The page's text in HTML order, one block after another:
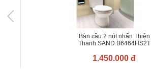
Bàn cầu 2 nút nhấn Thiên
Thanh SAND B6464HS2T
1.450.000 đ